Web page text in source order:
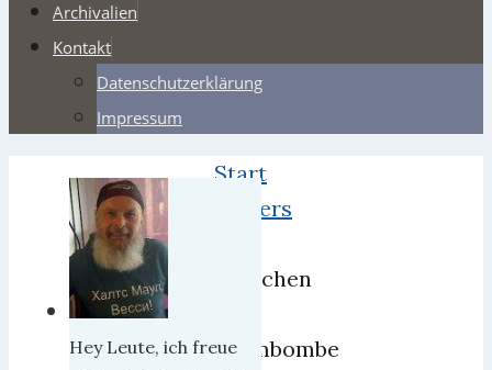
Archivalien
Kontakt
Datenschutzerklärung
Impressum
Start
Webers
brauchen
Atombombe
Hey Leute, ich freue